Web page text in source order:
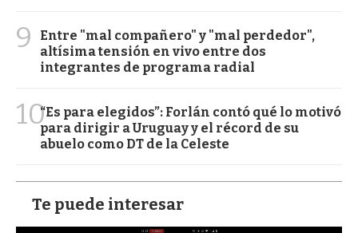
9
Entre "mal compañero" y "mal perdedor",
altísima tensión en vivo entre dos
integrantes de programa radial
10“Es para elegidos”: Forlán contó qué lo motivó
para dirigir a Uruguay y el récord de su
abuelo como DT de la Celeste
Te puede interesar